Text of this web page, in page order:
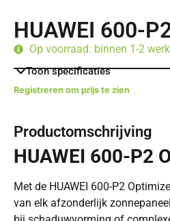
HUAWEI 600-
Op voorraad: binnen 1-2
Toon specificaties
Registreren om prijs te zien
Productomschrijving
HUAWEI 600-P2
Met de HUAWEI 600-P2
van elk afzonderlijk